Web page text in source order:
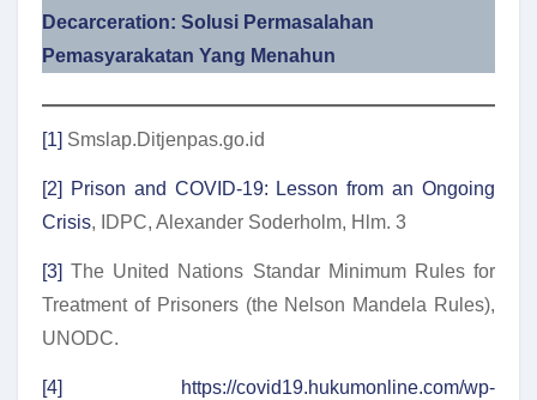
Decarceration: Solusi Permasalahan
Pemasyarakatan Yang Menahun
[1] Smslap.Ditjenpas.go.id
[2]
Prison and COVID-19: Lesson from an Ongoing
Crisis, IDPC, Alexander Soderholm, Hlm. 3
[3] The United Nations Standar Minimum Rules for
Treatment of Prisoners (the Nelson Mandela Rules),
UNODC.
[4]
https://covid19.hukumonline.com/wp-